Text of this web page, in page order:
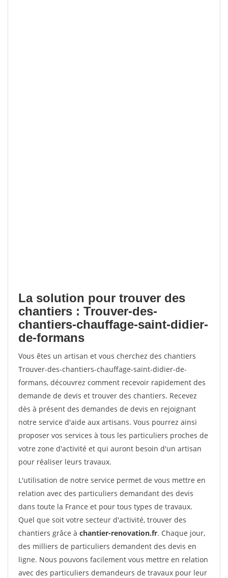
La solution pour trouver des
chantiers : Trouver-des-
chantiers-chauffage-saint-didier-
de-formans
Vous êtes un artisan et vous cherchez des chantiers
Trouver-des-chantiers-chauffage-saint-didier-de-
formans, découvrez comment recevoir rapidement des
demande de devis et trouver des chantiers. Recevez
dès à présent des demandes de devis en rejoignant
notre service d'aide aux artisans. Vous pourrez ainsi
proposer vos services à tous les particuliers proches de
votre zone d'activité et qui auront besoin d'un artisan
pour réaliser leurs travaux.
L'utilisation de notre service permet de vous mettre en
relation avec des particuliers demandant des devis
dans toute la France et pour tous types de travaux.
Quel que soit votre secteur d'activité, trouver des
chantiers grâce à chantier-renovation.fr. Chaque jour,
des milliers de particuliers demandent des devis en
ligne. Nous pouvons facilement vous mettre en relation
avec des particuliers demandeurs de travaux pour leur